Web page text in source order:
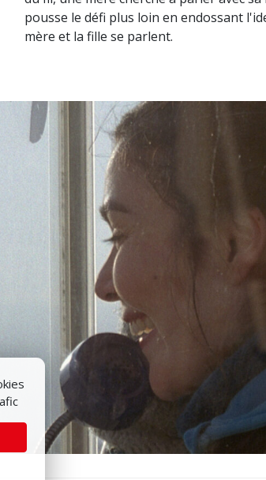
pousse le défi plus loin en endossant
mère et la fille se parlent.